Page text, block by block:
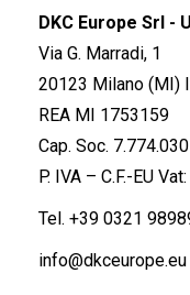
DKC Europe Srl -
Via G. Marradi, 1
20123 Milano (MI)
REA MI 1753159
Cap. Soc.
P. IVA – C.F.-EU
Tel. +39 0321
info@dkceurope.eu